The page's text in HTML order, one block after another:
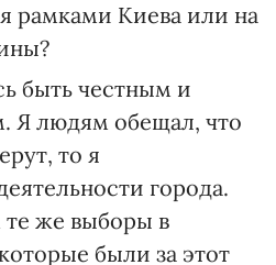
рамками Киева или на
быть честным и
Я людям обещал, что
то я
города.
же выборы в
были за этот